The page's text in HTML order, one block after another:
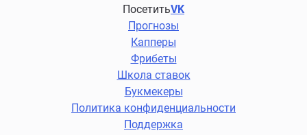
ПосетитьVK
Прогнозы
Капперы
Фрибеты
Школа ставок
Букмекеры
Политика конфиденциальности
Поддержка